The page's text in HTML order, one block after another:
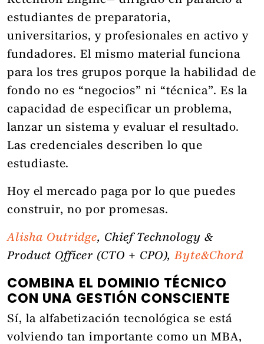
estudiantes de preparatoria,
universitarios, y profesionales en activo y
fundadores. El mismo material funciona
para los tres grupos porque la habilidad de
fondo no es “negocios” ni “técnica”. Es la
capacidad de especificar un problema,
lanzar un sistema y evaluar el resultado.
Las credenciales describen lo que
estudiaste.
Hoy el mercado paga por lo que puedes
construir, no por promesas.
Alisha Outridge, Chief Technology &
Product Officer (CTO + CPO),Byte&Chord
COMBINA EL DOMINIO TÉCNICO
CON UNA GESTIÓN CONSCIENTE
Sí, la alfabetización tecnológica se está
volviendo tan importante como un MBA,